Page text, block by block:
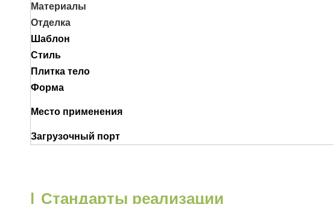
Материалы
Отделка
Шаблон
Стиль
Плитка тело
Форма
Место применения
Загрузочный порт
| Стандарты реализации